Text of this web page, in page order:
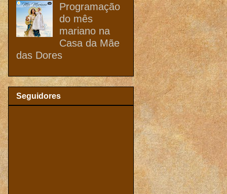
Programação
do mês
mariano na
Casa da Mãe
das Dores
Seguidores